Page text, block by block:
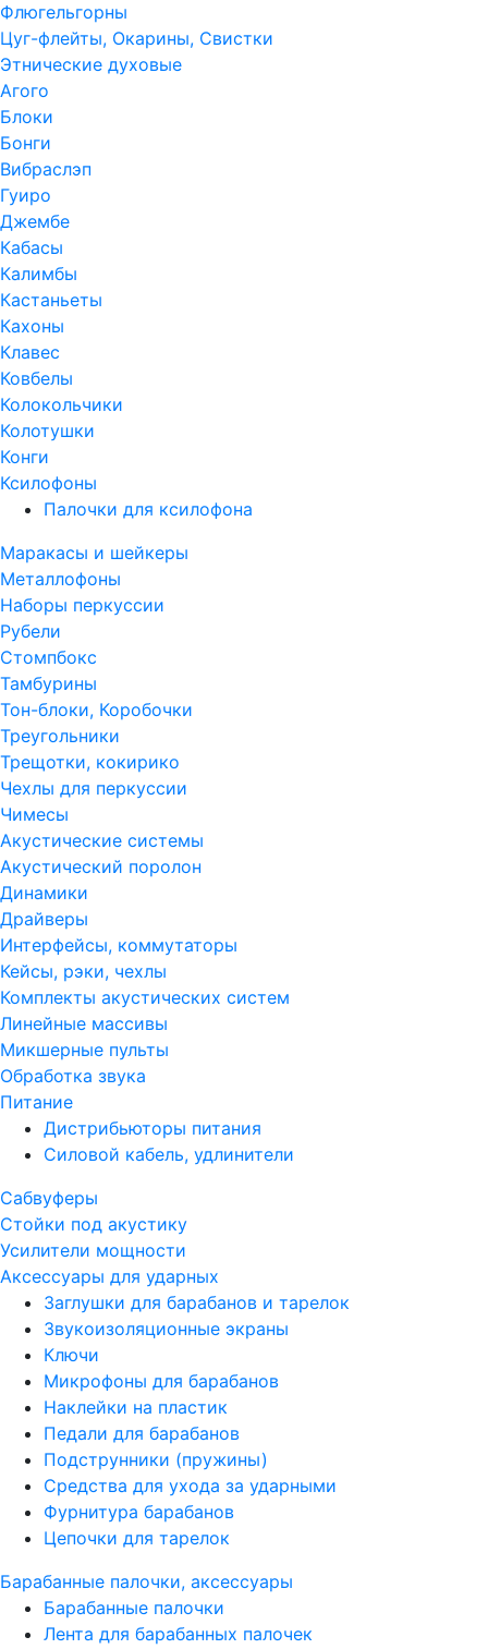
Флюгельгорны
Цуг-флейты, Окарины, Свистки
Этнические духовые
Агого
Блоки
Бонги
Вибраслэп
Гуиро
Джембе
Кабасы
Калимбы
Кастаньеты
Кахоны
Клавес
Ковбелы
Колокольчики
Колотушки
Конги
Ксилофоны
Палочки для ксилофона
Маракасы и шейкеры
Металлофоны
Наборы перкуссии
Рубели
Стомпбокс
Тамбурины
Тон-блоки, Коробочки
Треугольники
Трещотки, кокирико
Чехлы для перкуссии
Чимесы
Акустические системы
Акустический поролон
Динамики
Драйверы
Интерфейсы, коммутаторы
Кейсы, рэки, чехлы
Комплекты акустических систем
Линейные массивы
Микшерные пульты
Обработка звука
Питание
Дистрибьюторы питания
Силовой кабель, удлинители
Сабвуферы
Стойки под акустику
Усилители мощности
Аксессуары для ударных
Заглушки для барабанов и тарелок
Звукоизоляционные экраны
Ключи
Микрофоны для барабанов
Наклейки на пластик
Педали для барабанов
Подструнники (пружины)
Средства для ухода за ударными
Фурнитура барабанов
Цепочки для тарелок
Барабанные палочки, аксессуары
Барабанные палочки
Лента для барабанных палочек